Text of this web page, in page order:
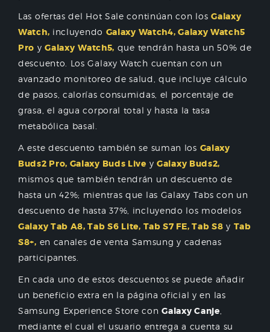
Las ofertas del Hot Sale continúan con losGalaxy
Watch, incluyendo Galaxy Watch4, Galaxy Watch5
Pro yGalaxy Watch5, que tendrán hasta un 50% de
descuento. Los Galaxy Watch cuentan con un
avanzado monitoreo de salud, que incluye cálculo
de pasos, calorías consumidas, el porcentaje de
grasa, el agua corporal total y hasta la tasa
metabólica basal.
A este descuento también se suman los Galaxy
Buds2 Pro, Galaxy Buds Live yGalaxy Buds2,
mismos que también tendrán un descuento de
hasta un 42%; mientras que las Galaxy Tabs con un
descuento de hasta 37%, incluyendo los modelos
Galaxy Tab A8, Tab S6 Lite, Tab S7 FE, Tab S8 y Tab
S8+, en canales de venta Samsung y cadenas
participantes.
En cada uno de estos descuentos se puede añadir
un beneficio extra en la página oficial y en las
Samsung Experience Store conGalaxy Canje
mediante el cual el usuario entrega a cuenta su